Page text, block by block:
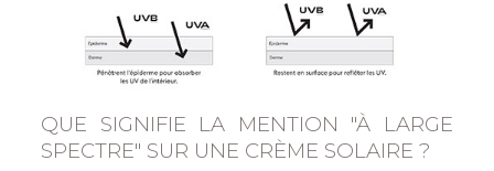
QUE SIGNIFIE LA MENTION "À LARGE
SPECTRE" SUR UNE CRÈME SOLAIRE ?